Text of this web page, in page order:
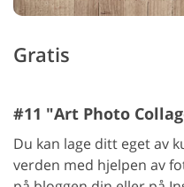
Gratis
#11 "Art Photo
Du kan lage ditt eget av
verden med hjelpen av